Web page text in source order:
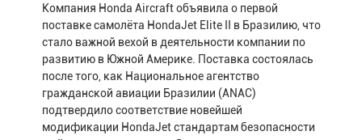
Компания Honda Aircraft объявила о первой
поставке самолёта HondaJet Elite II в Бразилию, что
стало важной вехой в деятельности компании по
развитию в Южной Америке. Поставка состоялась
после того, как Национальное агентство
гражданской авиации Бразилии (ANAC)
подтвердило соответствие новейшей
модификации HondaJet стандартам безопасности